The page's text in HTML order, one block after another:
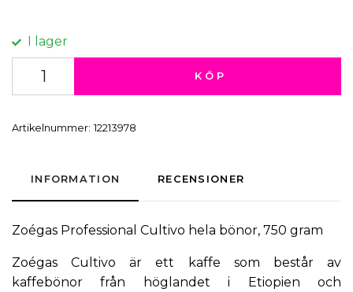
I lager
KÖP
Artikelnummer: 12213978
INFORMATION RECENSIONER
Zoégas Professional Cultivo hela bönor, 750 gram
Zoégas Cultivo är ett kaffe som består av
kaffebönor från höglandet i Etiopien och